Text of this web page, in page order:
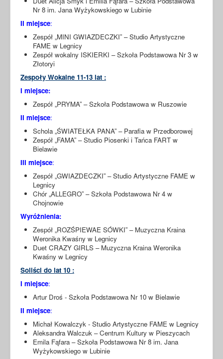
Nr 8 im. Jana Wyżykowskiego w Lubinie
II miejsce:
Zespół „MINI GWIAZDECZKI” – Studio Artystyczne
FAME w Legnicy
Zespół wokalny ISKIERKI – Szkoła Podstawowa Nr 3 w
Złotoryi
Zespoły Wokalne 11-13 lat :
I miejsce:
Zespół „PRYMA” – Szkoła Podstawowa w Ruszowie
II miejsce:
Schola „ŚWIATEŁKA PANA” – Parafia w Przedborowej
Zespół „FAMA” – Studio Piosenki i Tańca FART w
Bielawie
III miejsce:
Zespół „GWIAZDECZKI” – Studio Artystyczne FAME w
Legnicy
Chór „ALLEGRO” – Szkoła Podstawowa Nr 4 w
Chojnowie
Wyróżnienia:
Zespół „ROZŚPIEWAE SÓWKI” – Muzyczna Kraina
Weronika Kwaśny w Legnicy
Duet CRAZY GIRLS – Muzyczna Kraina Weronika
Kwaśny w Legnicy
Soliści do lat 10 :
I miejsce:
Artur Droś - Szkoła Podstawowa Nr 10 w Bielawie
II miejsce:
Michał Kowalczyk - Studio Artystyczne FAME w Legnicy
Aleksandra Walczuk – Centrum Kultury w Pieszycach
Emila Fąfara – Szkoła Podstawowa Nr 8 im. Jana
Wyżykowskiego w Lubinie